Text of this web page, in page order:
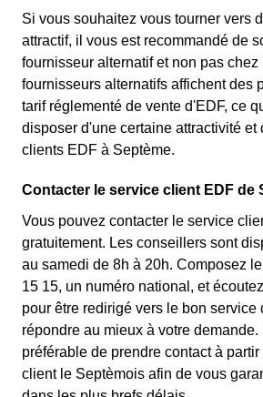
Si vous souhaitez vous tourner vers
attractif, il vous est recommandé de
fournisseur alternatif et non pas chez
fournisseurs alternatifs affichent des
tarif réglementé de vente d'EDF, ce
disposer d'une certaine attractivité et
clients EDF à Septème.
Contacter le service client EDF de
Vous pouvez contacter le service
gratuitement. Les conseillers sont
au samedi de 8h à 20h. Composez
15 15, un numéro national, et
pour être redirigé vers le bon service
répondre au mieux à votre
préférable de prendre contact à
client le Septèmois afin de vous